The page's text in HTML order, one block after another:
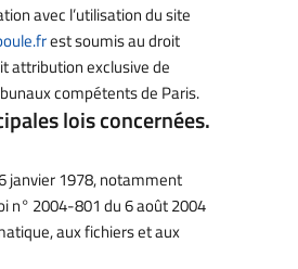
avec l’utilisation du site
est soumis au droit
attribution exclusive de
compétents de Paris.
lois concernées.
janvier 1978, notamment
n° 2004-801 du 6 août 2004
aux fichiers et aux